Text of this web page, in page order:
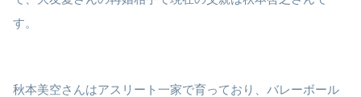
す。
秋本美空さんはアスリート一家で育っており、バレーボール